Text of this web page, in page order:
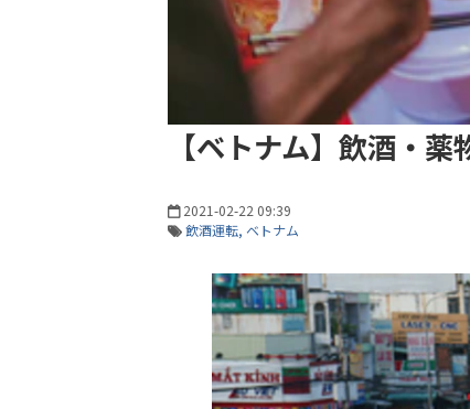
【ベトナム】飲酒・
2021-02-22 09:39
飲酒運転 ベトナム